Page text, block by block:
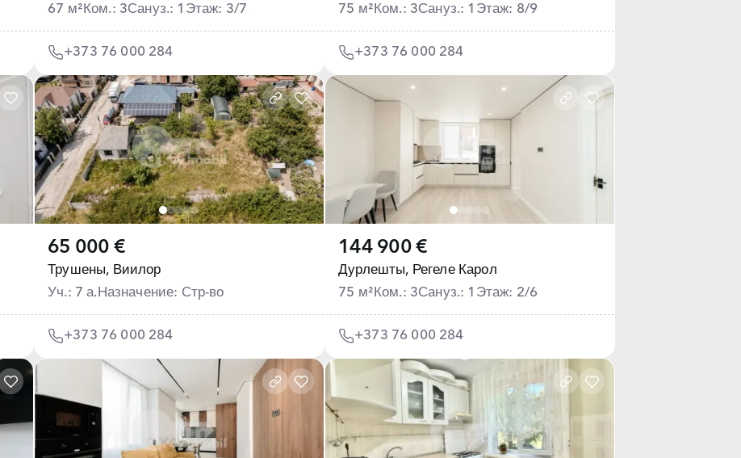
67 м² Ком.: 3Сануз.: 1 Этаж: 3/7
+373 76 000 284
75 м² Ком.: 3Сануз.: 1 Этаж: 8/9
+373 76 000 284
65 000 €
Трушены, Виилор
Уч.: 7 а. Назначение: Стр-во
+373 76 000 284
144 900 €
Дурлешты, Регеле Карол
75 м² Ком.: 3Сануз.: 1 Этаж: 2/6
+373 76 000 284